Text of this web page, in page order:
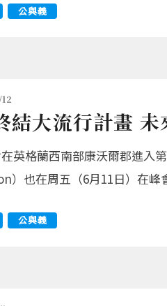
公與義
結大流行計畫
英格蘭西南部康沃爾郡進入
）也在周五（6月11日）在峰
公與義